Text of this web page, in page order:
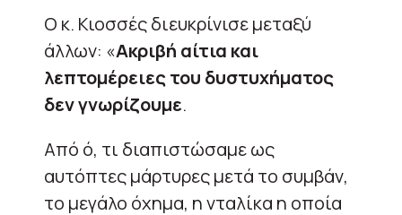
Ο κ. Κιοσσές διευκρίνισε μεταξύ
άλλων: «Ακριβή αίτια και
λεπτομέρειες του δυστυχήματος
δεν γνωρίζουμε.
Από ό, τι διαπιστώσαμε ως
αυτόπτες μάρτυρες μετά το συμβάν,
το μεγάλο όχημα, η νταλίκα η οποία